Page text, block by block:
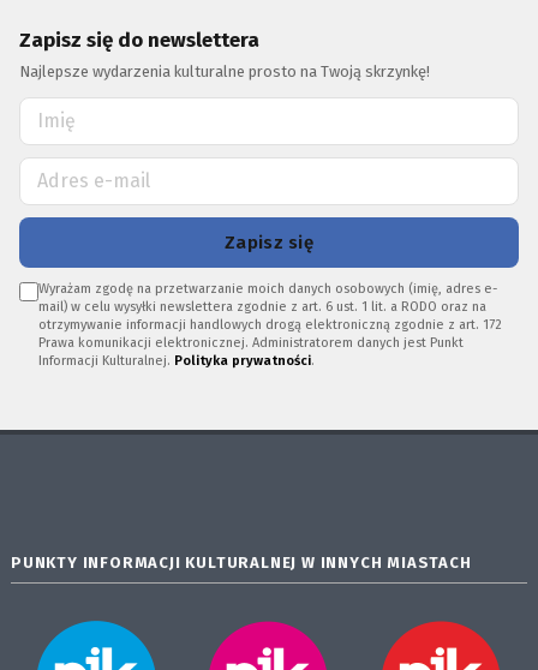
Zapisz się do newslettera
Najlepsze wydarzenia kulturalne prosto na Twoją skrzynkę!
Zapisz się
Wyrażam zgodę na przetwarzanie moich danych osobowych (imię, adres e-
mail) w celu wysyłki newslettera zgodnie z art. 6 ust. 1 lit. a RODO oraz na
otrzymywanie informacji handlowych drogą elektroniczną zgodnie z art. 172
Prawa komunikacji elektronicznej. Administratorem danych jest Punkt
Informacji Kulturalnej. Polityka prywatności.
PUNKTY INFORMACJI KULTURALNEJ W INNYCH MIASTACH